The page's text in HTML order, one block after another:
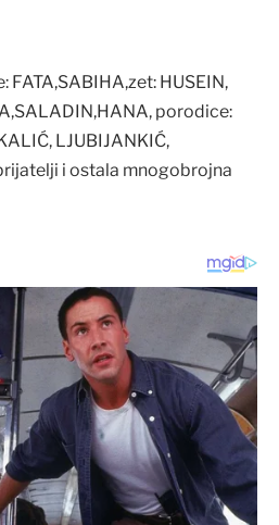
FATA,SABIHA,zet: HUSEIN,
porodice:
LJUBIJANKIĆ,
i ostala mnogobrojna